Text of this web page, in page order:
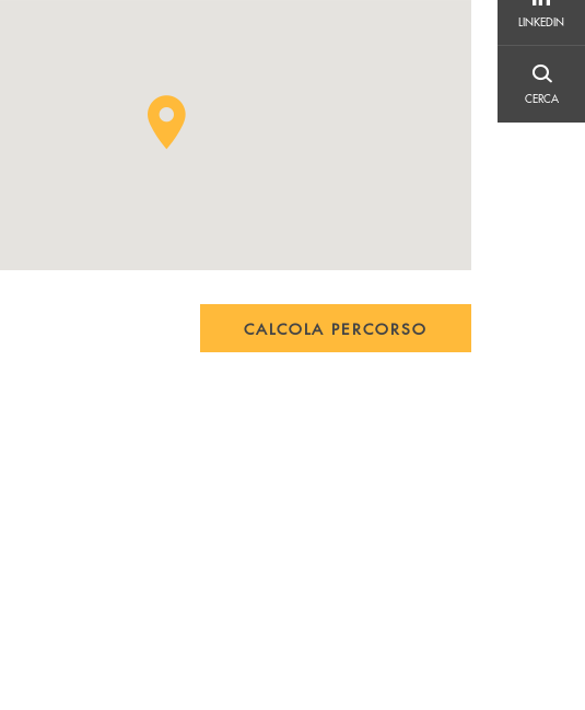
LINKEDIN
LINKEDIN
CERCA
CALCOLA PERCORSO